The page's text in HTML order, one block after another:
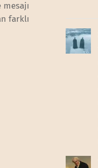
farklı